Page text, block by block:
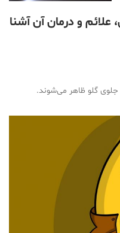
و درمان آن آشنا
جلوی گلو ظاهر می‌شوند.